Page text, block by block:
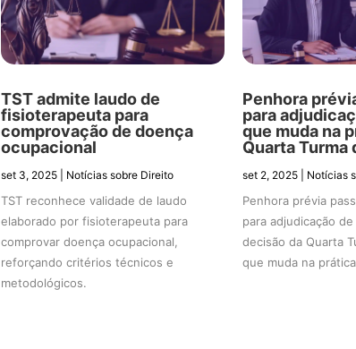
TST admite laudo de
fisioterapeuta para
comprovação de doença
ocupacional
set 3, 2025| Notícias sobre Direito
TST reconhece validade de laudo
elaborado por fisioterapeuta para
comprovar doença ocupacional,
reforçando critérios técnicos e
metodológicos.
Penhora
para
que muda na
Quarta Turma
set 2, 2025 Notícias
Penhora prévia
para adjudicação
decisão da Quarta
que muda na